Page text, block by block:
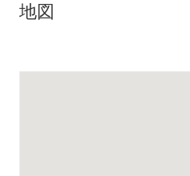
地図